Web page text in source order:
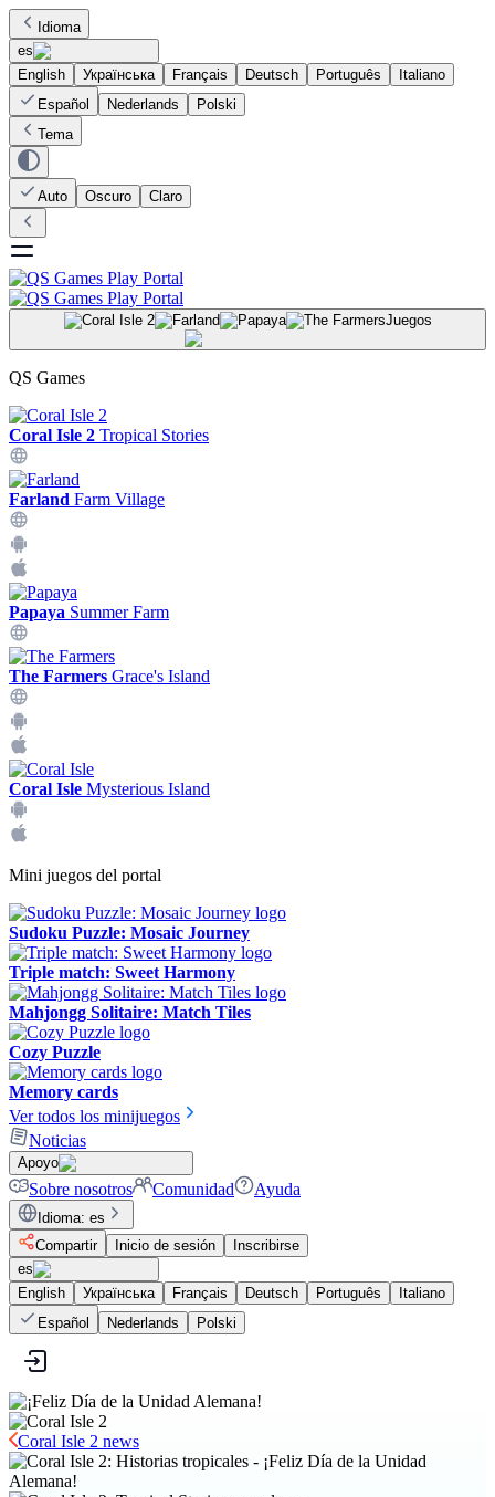
Idioma
es
English
Українська Français Deutsch Português
Italiano
Español
Nederlands
Polski
Tema
Auto Oscuro Claro
Juegos
QS Games
Coral Isle 2 Tropical Stories
Farland Farm Village
Papaya Summer Farm
The Farmers Grace's Island
Coral Isle Mysterious Island
Mini juegos del portal
Sudoku Puzzle: Mosaic Journey
Triple match: Sweet Harmony
Mahjongg Solitaire: Match Tiles
Cozy Puzzle
Memory cards
Ver todos los minijuegos
Noticias
Apoyo
Sobre nosotros Comunidad Ayuda
Idioma: es
Compartir
Inicio de sesión
Inscribirse
es
English
Українська Français Deutsch Português
Italiano
Español
Nederlands Polski
Coral Isle 2 news